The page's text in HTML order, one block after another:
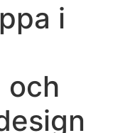
i
och